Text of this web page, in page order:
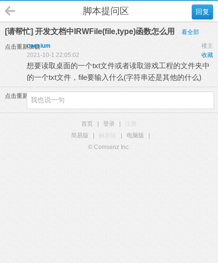
回复
脚本提问区
[请帮忙] 开发文档中IRWFile(file,type)函数怎么用 看全部
点击重新加载 楼主
caesium
收藏
2021-10-1 22:05:02
想要读取桌面的一个txt文件或者读取游戏工程的文件夹中
的一个txt文件，file要输入什么(字符串还是其他的什么)
点击重新加载
首页 登录
注册
简易版
触屏版 电脑版
© Comsenz Inc.